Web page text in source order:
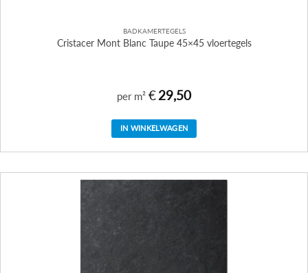
BADKAMERTEGELS
Cristacer Mont Blanc Taupe 45×45 vloertegels
per m² €29,50
IN WINKELWAGEN